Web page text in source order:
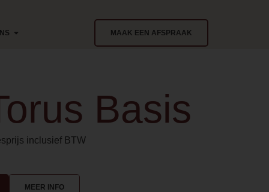
MAAK EEN AFSPRAAK
Basis
inclusief BTW
MEER INFO